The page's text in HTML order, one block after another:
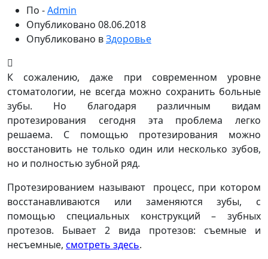
По -Admin
Опубликовано 08.06.2018
Опубликовано вЗдоровье
К сожалению, даже при современном уровне
стоматологии, не всегда можно сохранить больные
зубы. Но благодаря различным видам
протезирования сегодня эта проблема легко
решаема. С помощью протезирования можно
восстановить не только один или несколько зубов,
но и полностью зубной ряд.
Протезированием называют процесс, при котором
восстанавливаются или заменяются зубы, с
помощью специальных конструкций – зубных
протезов. Бывает 2 вида протезов: съемные и
несъемные, смотреть здесь.